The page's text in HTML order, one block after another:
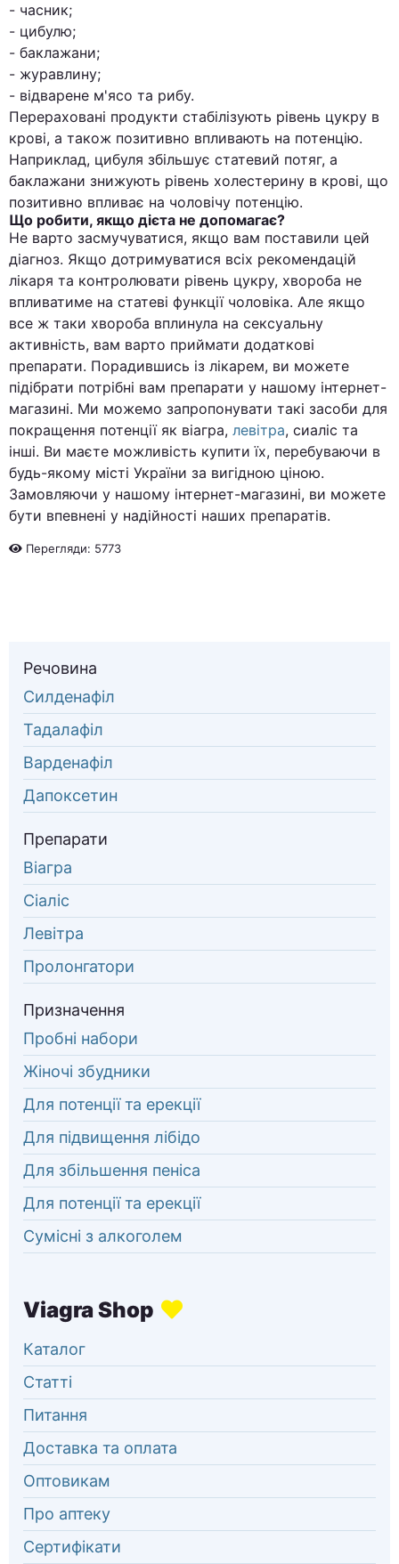
- часник;
- цибулю;
- баклажани;
- журавлину;
- відварене м'ясо та рибу.
Перераховані продукти стабілізують рівень цукру в
крові, а також позитивно впливають на потенцію.
Наприклад, цибуля збільшує статевий потяг, а
баклажани знижують рівень холестерину в крові, що
позитивно впливає на чоловічу потенцію.
Що робити, якщо дієта не допомагає?
Не варто засмучуватися, якщо вам поставили цей
діагноз. Якщо дотримуватися всіх рекомендацій
лікаря та контролювати рівень цукру, хвороба не
впливатиме на статеві функції чоловіка. Але якщо
все ж таки хвороба вплинула на сексуальну
активність, вам варто приймати додаткові
препарати. Порадившись із лікарем, ви можете
підібрати потрібні вам препарати у нашому інтернет-
магазині. Ми можемо запропонувати такі засоби для
покращення потенції як віагра, левітра, сиаліс та
інші. Ви маєте можливість купити їх, перебуваючи в
будь-якому місті України за вигідною ціною.
Замовляючи у нашому інтернет-магазині, ви можете
бути впевнені у надійності наших препаратів.
Перегляди: 5773
Речовина
Силденафіл
Тадалафіл
Варденафіл
Дапоксетин
Препарати
Віагра
Сіаліс
Левітра
Пролонгатори
Призначення
Пробні набори
Жіночі збудники
Для потенції та ерекції
Для підвищення лібідо
Для збільшення пеніса
Для потенції та ерекції
Сумісні з алкоголем
Каталог
Статті
Питання
Доставка та оплата
Оптовикам
Про аптеку
Сертифікати